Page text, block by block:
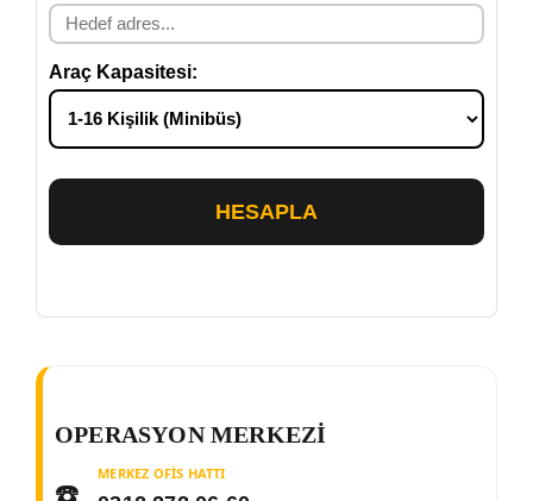
Araç Kapasitesi:
HESAPLA
OPERASYON MERKEZI
☎️ MERKEZ OFIS HATTI